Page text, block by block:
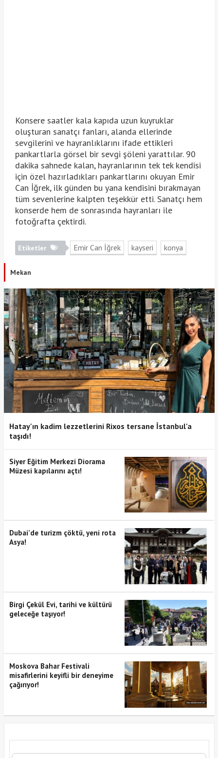
Konsere saatler kala kapıda uzun kuyruklar
oluşturan sanatçı fanları, alanda ellerinde
sevgilerini ve hayranlıklarını ifade ettikleri
pankartlarla görsel bir sevgi şöleni yarattılar. 90
dakika sahnede kalan, hayranlarının tek tek kendisi
için özel hazırladıkları pankartlarını okuyan Emir
Can İğrek, ilk günden bu yana kendisini bırakmayan
tüm sevenlerine kalpten teşekkür etti. Sanatçı hem
konserde hem de sonrasında hayranları ile
fotoğrafta çektirdi.
Etiketler Emir Can İğrek kayseri konya
Mekan
Hatay'ın kadim lezzetlerini Rixos tersane İstanbul'a
taşıdı!
Siyer Eğitim Merkezi Diorama
Müzesi kapılarını açtı!
Dubai’de turizm çöktü, yeni rota
Asya!
Birgi Çekül Evi, tarihi ve kültürü
geleceğe taşıyor!
Moskova Bahar Festivali
misafirlerini keyifli bir deneyime
çağırıyor!